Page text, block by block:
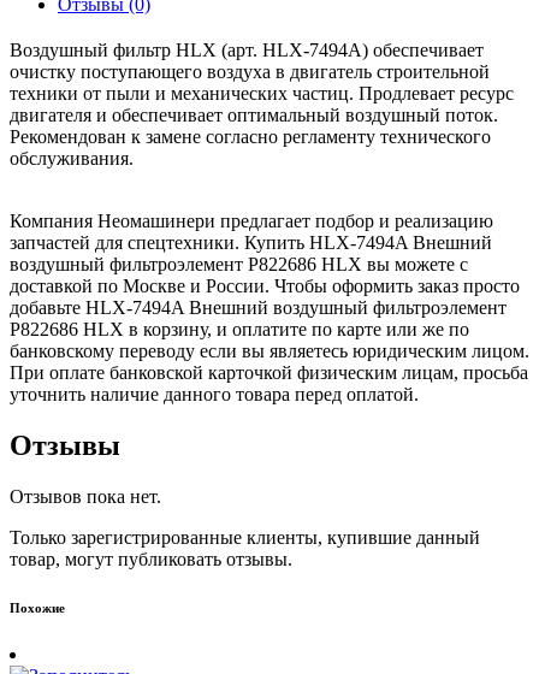
Воздушный фильтр HLX (арт. HLX-7494A) обеспечивает
очистку поступающего воздуха в двигатель строительной
техники от пыли и механических частиц. Продлевает ресурс
двигателя и обеспечивает оптимальный воздушный поток.
Рекомендован к замене согласно регламенту технического
обслуживания.
Компания Неомашинери предлагает подбор и реализацию
запчастей для спецтехники. Купить HLX-7494A Внешний
воздушный фильтроэлемент P822686 HLX вы можете с
доставкой по Москве и России. Чтобы оформить заказ просто
добавьте HLX-7494A Внешний воздушный фильтроэлемент
P822686 HLX в корзину, и оплатите по карте или же по
банковскому переводу если вы являетесь юридическим лицом.
При оплате банковской карточкой физическим лицам, просьба
уточнить наличие данного товара перед оплатой.
Отзывы
Отзывов пока нет.
Только зарегистрированные клиенты, купившие данный
товар, могут публиковать отзывы.
Похожие